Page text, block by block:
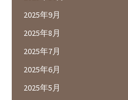
2025年9月
2025年8月
2025年7月
2025年6月
2025年5月